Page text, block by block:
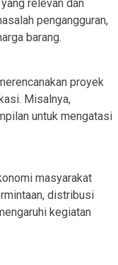
relevan dan
pengangguran,
barang.
proyek
Misalnya,
untuk mengatasi
masyarakat
distribusi
kegiatan